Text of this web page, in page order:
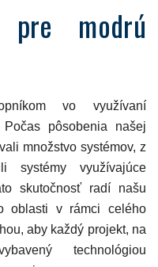
pre modrú
vo využívaní
pôsobenia našej
množstvo systémov, z
systémy využívajúce
skutočnosť radí našu
oblasti v rámci celého
aby každý projekt, na
technológiou